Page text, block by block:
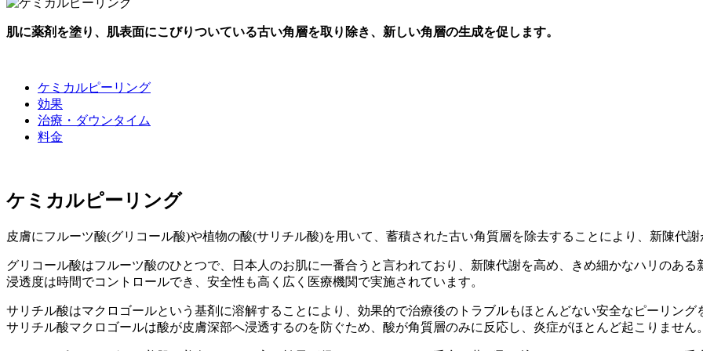
肌に薬剤を塗り、肌表面にこびりついている古い角層を取り除き、新しい角層の生成を促します。
ケミカルピーリング
効果
治療・ダウンタイム
料金
ケミカルピーリング
皮膚にフルーツ酸(グリコール酸)や植物の酸(サリチル酸)を用いて、蓄積された古い角質層を除去することにより、新陳代
グリコール酸はフルーツ酸のひとつで、日本人のお肌に一番合うと言われており、新陳代謝を高め、きめ細かなハリのあ
浸透度は時間でコントロールでき、安全性も高く広く医療機関で実施されています。
サリチル酸はマクロゴールという基剤に溶解することにより、効果的で治療後のトラブルもほとんどない安全なピーリング
サリチル酸マクロゴールは酸が皮膚深部へ浸透するのを防ぐため、酸が角質層のみに反応し、炎症がほとんど起こりません